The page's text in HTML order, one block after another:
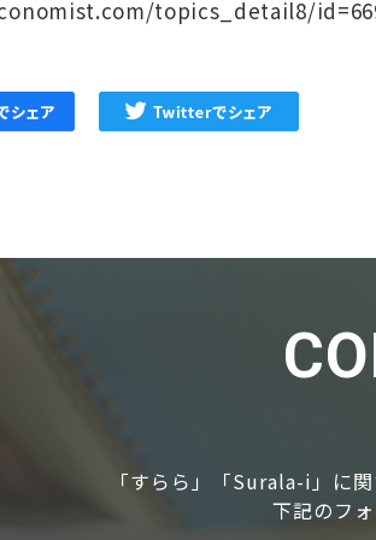
topics_detail8/
「すらら」「Surala-i」に
下記のフ